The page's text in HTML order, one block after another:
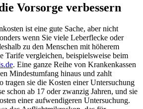
Vorsorge verbessern
ist eine gute Sache, aber nicht
wenn Sie viele Leberflecke oder
zu den Menschen mit höherem
Tarife vergleichen, beispielsweise beim
. Eine ganze Reihe von Krankenkassen
Mindestumfang hinaus und zahlt
tragen sie die Kosten einer Untersuchung
schon ab 17 oder zwanzig Jahren, und sie
einer aufwendigeren Untersuchung.